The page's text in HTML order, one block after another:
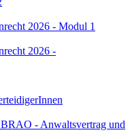
2026 - Modul 1
2026 -
- Anwaltsvertrag und